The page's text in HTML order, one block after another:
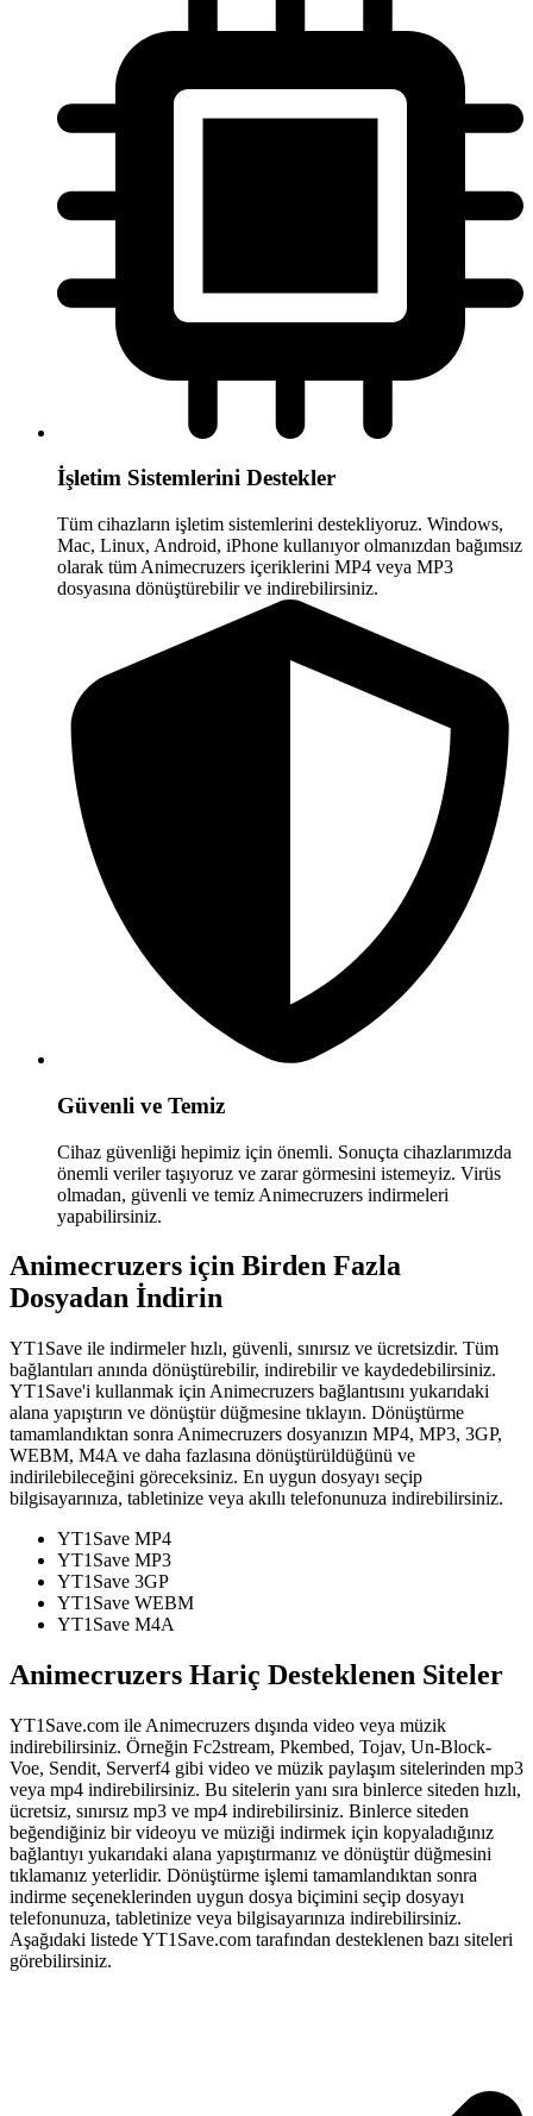
İşletim Sistemlerini Destekler
Tüm cihazların işletim sistemlerini destekliyoruz. Windows,
Mac, Linux, Android, iPhone kullanıyor olmanızdan bağımsız
olarak tüm Animecruzers içeriklerini MP4 veya MP3
dosyasına dönüştürebilir ve indirebilirsiniz.
Güvenli ve Temiz
Cihaz güvenliği hepimiz için önemli. Sonuçta cihazlarımızda
önemli veriler taşıyoruz ve zarar görmesini istemeyiz. Virüs
olmadan, güvenli ve temiz Animecruzers indirmeleri
yapabilirsiniz.
Animecruzers için Birden Fazla
Dosyadan İndirin
YT1Save ile indirmeler hızlı, güvenli, sınırsız ve ücretsizdir. Tüm
bağlantıları anında dönüştürebilir, indirebilir ve kaydedebilirsiniz.
YT1Save'i kullanmak için Animecruzers bağlantısını yukarıdaki
alana yapıştırın ve dönüştür düğmesine tıklayın. Dönüştürme
tamamlandıktan sonra Animecruzers dosyanızın MP4, MP3, 3GP,
WEBM, M4A ve daha fazlasına dönüştürüldüğünü ve
indirilebileceğini göreceksiniz. En uygun dosyayı seçip
bilgisayarınıza, tabletinize veya akıllı telefonunuza indirebilirsiniz.
YT1Save MP4
YT1Save MP3
YT1Save 3GP
YT1Save WEBM
YT1Save M4A
Animecruzers Hariç Desteklenen Siteler
YT1Save.com ile Animecruzers dışında video veya müzik
indirebilirsiniz. Örneğin Fc2stream, Pkembed, Tojav, Un-Block-
Voe, Sendit, Serverf4 gibi video ve müzik paylaşım sitelerinden mp3
veya mp4 indirebilirsiniz. Bu sitelerin yanı sıra binlerce siteden hızlı,
ücretsiz, sınırsız mp3 ve mp4 indirebilirsiniz. Binlerce siteden
beğendiğiniz bir videoyu ve müziği indirmek için kopyaladığınız
bağlantıyı yukarıdaki alana yapıştırmanız ve dönüştür düğmesini
tıklamanız yeterlidir. Dönüştürme işlemi tamamlandıktan sonra
indirme seçeneklerinden uygun dosya biçimini seçip dosyayı
telefonunuza, tabletinize veya bilgisayarınıza indirebilirsiniz.
Aşağıdaki listede YT1Save.com tarafından desteklenen bazı siteleri
görebilirsiniz.